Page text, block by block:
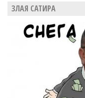
ЗЛАЯ САТИРА